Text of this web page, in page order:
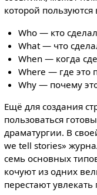
которой
Who — кто сделал
What — что
When — когда
Where — где это
Why — почему
Ещё для создания
пользоваться
драматургии. В
we tell stories»
семь основных
кочуют из одних
перестают увлекать